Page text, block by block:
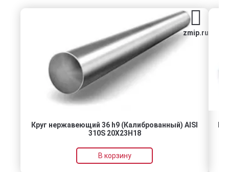
zmip.ru
Круг нержавеющий 36 h9 (Калиброванный) AISI
310S 20Х23Н18
В корзину